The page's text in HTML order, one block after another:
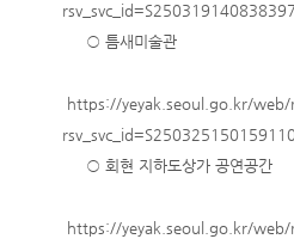
○ 틈새미술관
https://yeyak.seoul.go.kr/web/
○ 회현 지하도상가 공연공간
https://yeyak.seoul.go.kr/web/